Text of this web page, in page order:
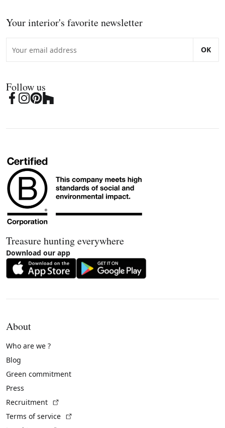
Your interior's favorite newsletter
OK
Follow us
Treasure hunting everywhere
Download our app
About
Who are we ?
Blog
Green commitment
Press
Recruitment
Terms of service